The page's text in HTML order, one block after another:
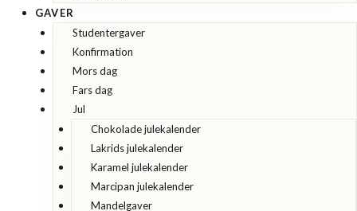
GAVER
Studentergaver
Konfirmation
Mors dag
Fars dag
Jul
Chokolade julekalender
Lakrids julekalender
Karamel julekalender
Marcipan julekalender
Mandelgaver